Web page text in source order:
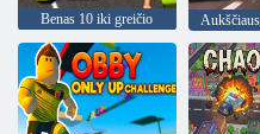
Benas 10 iki greičio